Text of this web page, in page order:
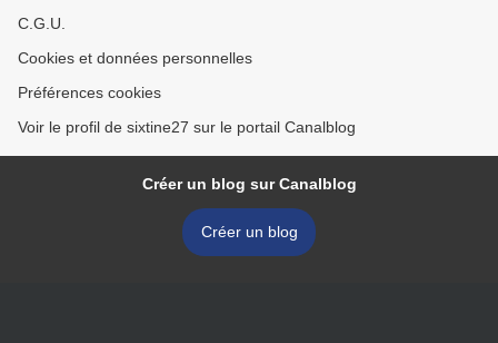
C.G.U.
Cookies et données personnelles
Préférences cookies
Voir le profil de sixtine27 sur le portail Canalblog
Créer un blog sur Canalblog
Créer un blog